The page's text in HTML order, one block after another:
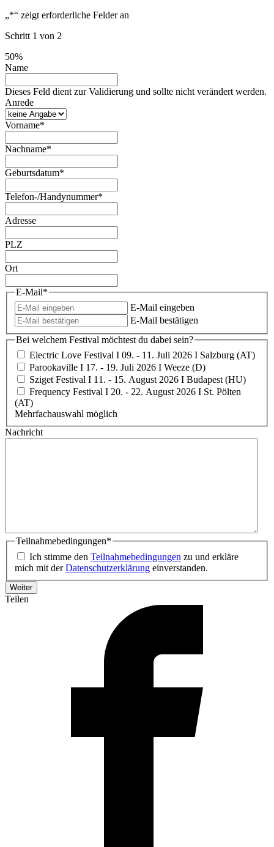
„*“ zeigt erforderliche Felder an
Schritt 1 von 2
50%
Name
Dieses Feld dient zur Validierung und sollte nicht verändert werden.
Anrede
Vorname*
Nachname*
Geburtsdatum*
Telefon-/Handynummer*
Adresse
PLZ
Ort
E-Mail*
E-Mail eingeben
E-Mail bestätigen
Bei welchem Festival möchtest du dabei sein?
Electric Love Festival I 09. - 11. Juli 2026 I Salzburg (AT)
Parookaville I 17. - 19. Juli 2026 I Weeze (D)
Sziget Festival I 11. - 15. August 2026 I Budapest (HU)
Frequency Festival I 20. - 22. August 2026 I St. Pölten
(AT)
Mehrfachauswahl möglich
Nachricht
Teilnahmebedingungen*
Ich stimme den Teilnahmebedingungen zu und erkläre
mich mit derDatenschutzerklärung einverstanden.
Teilen